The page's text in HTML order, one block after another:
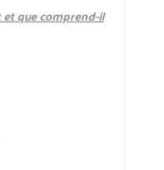
que comprend-il